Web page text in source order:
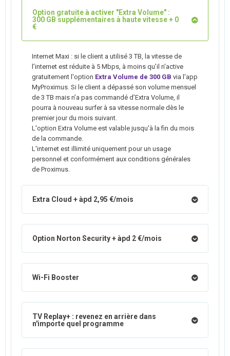
Option gratuite à activer "Extra Volume" :
300 GB supplémentaires à haute vitesse + 0
€
Internet Maxi : si le client a utilisé 3 TB, la vitesse de
l’internet est réduite à 5 Mbps, à moins qu’il n'active
gratuitement l'option Extra Volume de 300 GB via l'app
MyProximus. Si le client a dépassé son volume mensuel
de 3 TB mais n’a pas commandé d’Extra Volume, il
pourra à nouveau surfer à sa vitesse normale dès le
premier jour du mois suivant.
L'option Extra Volume est valable jusqu'à la fin du mois
de la commande.
L'internet est illimité uniquement pour un usage
personnel et conformément aux conditions générales
de Proximus.
Extra Cloud + àpd 2,95 €/mois
Option Norton Security + àpd 2 €/mois
Wi-Fi Booster
TV Replay+ : revenez en arrière dans
n'importe quel programme